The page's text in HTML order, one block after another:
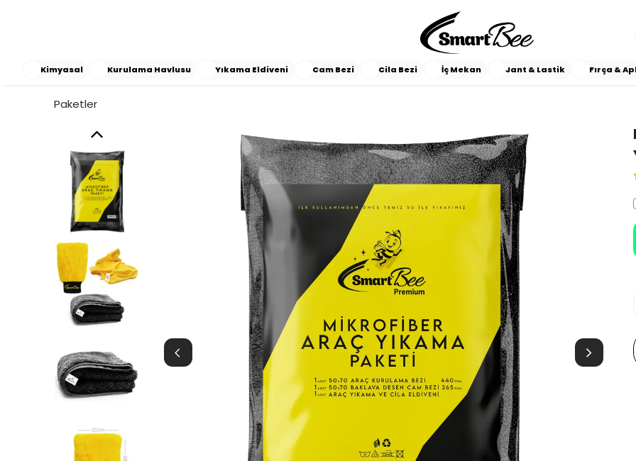
Kimyasal Kurulama Havlusu Yıkama Eldiveni Cam Bezi Cila Bezi İç Mekan Jant & Lastik Fırça &
Paketler